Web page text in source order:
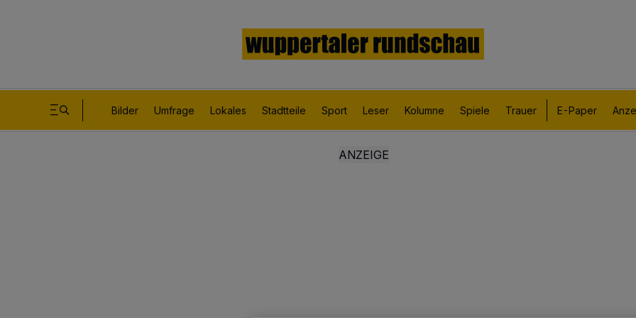
Bilder Umfrage Lokales Stadtteile Sport Leser Kolumne Spiele Trauer E-Paper